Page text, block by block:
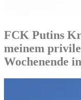
FCK Putins
meinem
Wochenende